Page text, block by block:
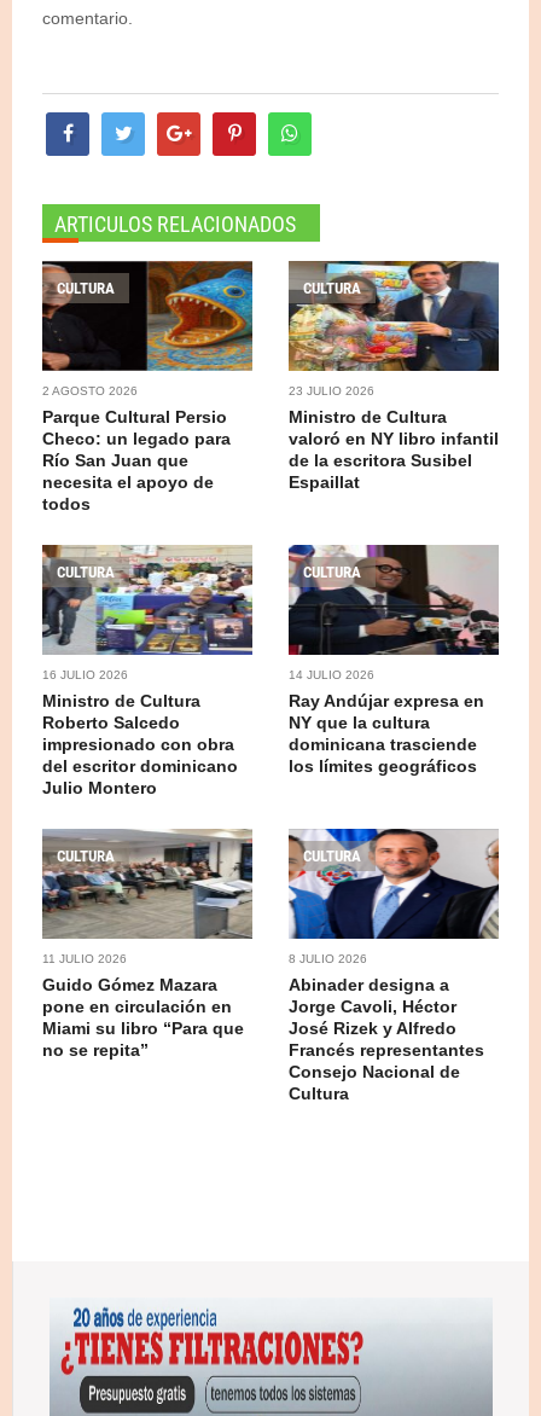
comentario.
ARTICULOS RELACIONADOS
CULTURA
2 AGOSTO 2026
Parque Cultural Persio
Checo: un legado para
Río San Juan que
necesita el apoyo de
todos
CULTURA
23 JULIO 2026
Ministro de Cultura
valoró en NY libro infantil
de la escritora Susibel
Espaillat
CULTURA
16 JULIO 2026
Ministro de Cultura
Roberto Salcedo
impresionado con obra
del escritor dominicano
Julio Montero
CULTURA
14 JULIO 2026
Ray Andújar expresa en
NY que la cultura
dominicana trasciende
los límites geográficos
CULTURA
11 JULIO 2026
Guido Gómez Mazara
pone en circulación en
Miami su libro “Para que
no se repita”
CULTURA
8 JULIO 2026
Abinader designa a
Jorge Cavoli, Héctor
José Rizek y Alfredo
Francés representantes
Consejo Nacional de
Cultura